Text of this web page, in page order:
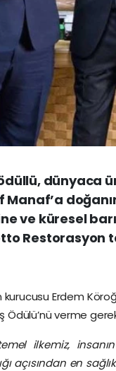
dünyaca
Manaf’a
ve küresel
Restorasyon
Erdem
Ödülü’nü verme
ilkemiz,
açısından en